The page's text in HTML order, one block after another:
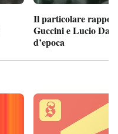
Il particolare
Guccini e Lucio
d’epoca